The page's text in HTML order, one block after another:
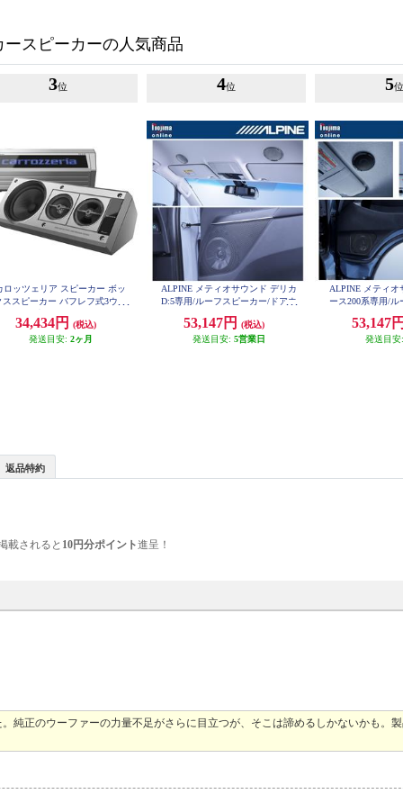
ースピーカーの人気商品
3位
ロッツェリア スピーカー ボッ
ススピーカー バフレフ式3ウェ
ー TS-X40
34,434円
(税込)
発送目安: 2ヶ月
4位
ALPINE メティオサウンド デリカ
D:5専用/ルーフスピーカー/ドアウ
53,147円
(税込)
発送目安: 5営業日
5位
ALPINE メティオ
ース200系専用/
53,147
発送目
返品特約
載されると 10円分ポイント進呈！
純正のウーファーの力量不足がさらに目立つが、そこは諦めるしかないかも。